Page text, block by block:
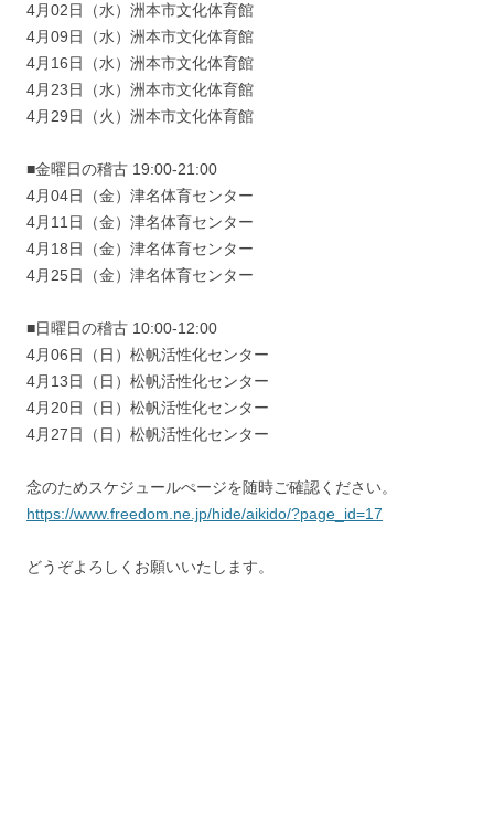
4月02日（水）洲本市文化体育館
4月09日（水）洲本市文化体育館
4月16日（水）洲本市文化体育館
4月23日（水）洲本市文化体育館
4月29日（火）洲本市文化体育館
■金曜日の稽古 19:00-21:00
4月04日（金）津名体育センター
4月11日（金）津名体育センター
4月18日（金）津名体育センター
4月25日（金）津名体育センター
■日曜日の稽古 10:00-12:00
4月06日（日）松帆活性化センター
4月13日（日）松帆活性化センター
4月20日（日）松帆活性化センター
4月27日（日）松帆活性化センター
念のためスケジュールぺージを随時ご確認ください。
https://www.freedom.ne.jp/hide/aikido/?page_id=17
どうぞよろしくお願いいたします。